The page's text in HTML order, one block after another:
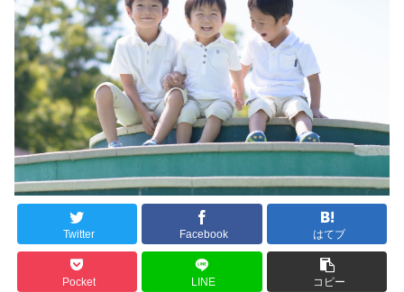
Twitter Facebook はてブ
Pocket LINE コピー